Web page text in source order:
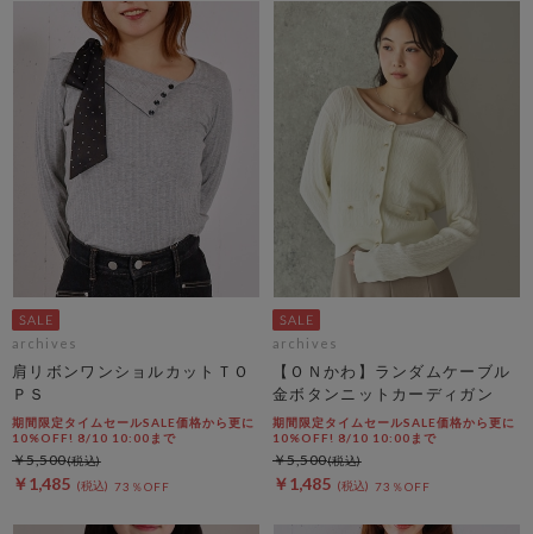
archives
肩リボンワンショルカットＴＯ
ＰＳ
期間限定タイムセールSALE価格から更に
10%OFF! 8/10 10:00まで
￥1,485 73％OFF
￥5,500
archives
【ＯＮかわ】ランダムケーブル
金ボタンニットカーディガン
期間限定タイムセールSALE価格から更に
10%OFF! 8/10 10:00まで
￥1,485 73％OFF
￥5,500